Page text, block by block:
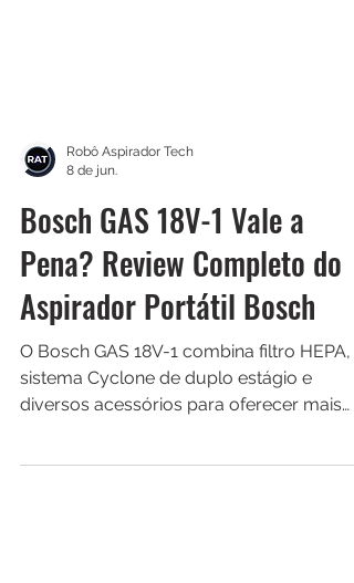
Robô Aspirador Tech
8 de jun.
Bosch GAS 18V-1 Vale a
Pena? Review Completo do
Aspirador Portátil Bosch
O Bosch GAS 18V-1 combina filtro HEPA,
diversos acessórios para oferecer mais